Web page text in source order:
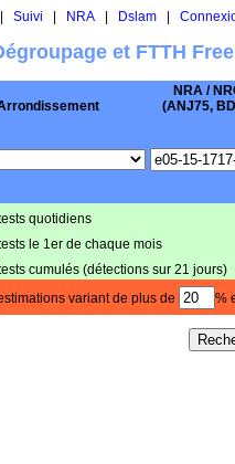
Suivi NRA| Dslam|
et FTTH
NRA /
(ANJ75,
quotidiens
le 1er de chaque mois
cumulés (détections sur 21 jours)
variant de plus de %